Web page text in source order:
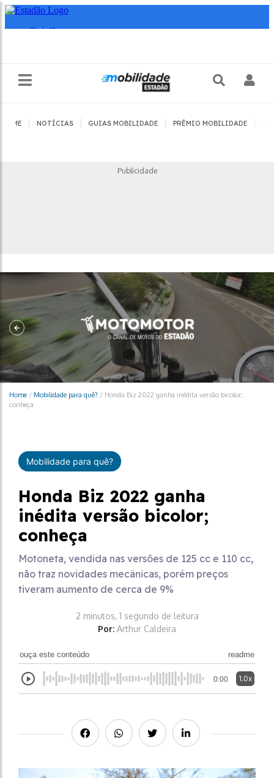
HOME NOTÍCIAS GUIAS MOBILIDADE PRÊMIO MOBILIDADE
Publicidade
Home / Mobilidade para quê? / Honda Biz 2022 ganha inédita versão bicolor;
conheça
Mobilidade para quê?
Honda Biz 2022 ganha
inédita versão bicolor;
conheça
Motoneta, vendida nas versões de 125 cc e 110 cc,
não traz novidades mecânicas, porém preços
tiveram aumento de cerca de 9%
2 minutos, 1 segundo de leitura
Por: Arthur Caldeira
ouça este conteúdo readme
0:00 1.0x